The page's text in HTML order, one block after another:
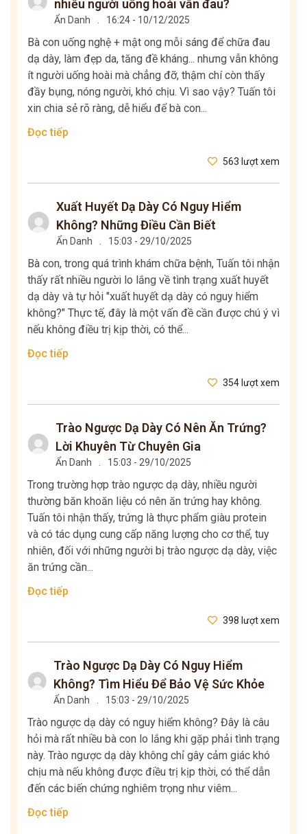
nhiều người uống hoài vẫn đau?
Ẩn Danh 16:24 - 10/12/2025
Bà con uống nghệ + mật ong mỗi sáng để chữa đau
dạ dày, làm đẹp da, tăng đề kháng... nhưng vẫn không
ít người uống hoài mà chẳng đỡ, thậm chí còn thấy
đầy bụng, nóng người, khó chịu. Vì sao vậy? Tuấn tôi
xin chia sẻ rõ ràng, dễ hiểu để bà con...
Đọc tiếp
563 lượt xem
Xuất Huyết Dạ Dày Có Nguy Hiểm
Không? Những Điều Cần Biết
Ẩn Danh 15:03 - 29/10/2025
Bà con, trong quá trình khám chữa bệnh, Tuấn tôi nhận
thấy rất nhiều người lo lắng về tình trạng xuất huyết
dạ dày và tự hỏi "xuất huyết dạ dày có nguy hiểm
không?" Thực tế, đây là một vấn đề cần được chú ý vì
nếu không điều trị kịp thời, có thể...
Đọc tiếp
354 lượt xem
Trào Ngược Dạ Dày Có Nên Ăn Trứng?
Lời Khuyên Từ Chuyên Gia
Ẩn Danh 15:03 - 29/10/2025
Trong trường hợp trào ngược dạ dày, nhiều người
thường băn khoăn liệu có nên ăn trứng hay không.
Tuấn tôi nhận thấy, trứng là thực phẩm giàu protein
và có tác dụng cung cấp năng lượng cho cơ thể, tuy
nhiên, đối với những người bị trào ngược dạ dày, việc
ăn trứng cần...
Đọc tiếp
398 lượt xem
Trào Ngược Dạ Dày Có Nguy Hiểm
Không? Tìm Hiểu Để Bảo Vệ Sức Khỏe
Ẩn Danh 15:03 - 29/10/2025
Trào ngược dạ dày có nguy hiểm không? Đây là câu
hỏi mà rất nhiều bà con lo lắng khi gặp phải tình trạng
này. Trào ngược dạ dày không chỉ gây cảm giác khó
chịu mà nếu không được điều trị kịp thời, có thể dẫn
đến các biến chứng nghiêm trọng như viêm...
Đọc tiếp